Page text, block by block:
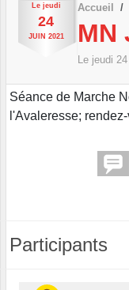
Le jeudi
24
JUIN 2021
Accueil
MN
Le jeudi 24
Séance de Marche
l'Avaleresse;
Participants